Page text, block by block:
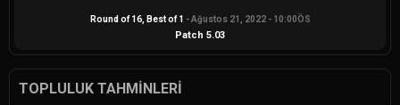
Round of 16, Best of1 - Ağustos 21, 2022 - 10:00ÖS
Patch 5.03
TOPLULUK TAHMINLERI